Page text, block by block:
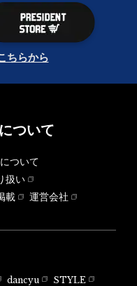
ちらから
ついて
ついて
扱い
載
運営会社
dancyu
STYLE